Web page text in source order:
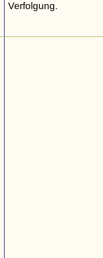
Verfolgung.